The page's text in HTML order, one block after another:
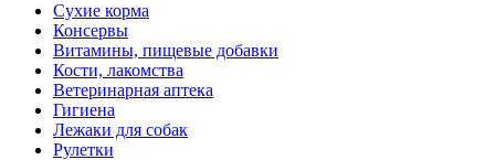
Сухие корма
Консервы
Витамины, пищевые добавки
Кости, лакомства
Ветеринарная аптека
Гигиена
Лежаки для собак
Рулетки